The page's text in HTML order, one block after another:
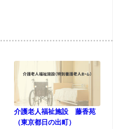
介護老人福祉施設 藤香苑
（東京都日の出町）